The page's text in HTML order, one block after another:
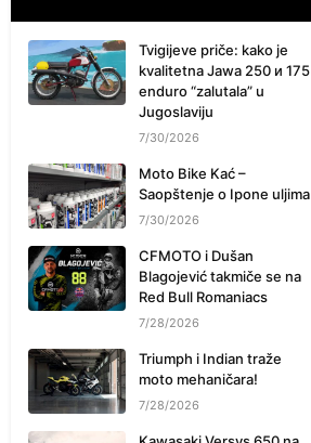
Tvigijeve priče: kako je
kvalitetna Jawa 250 и 175
enduro “zalutala” u
Jugoslaviju
7/30/2026
Moto Bike Kać –
Saopštenje o Ipone uljima
7/30/2026
CFMOTO i Dušan
Blagojević takmiče se na
Red Bull Romaniacs
7/28/2026
Triumph i Indian traže
moto mehaničara!
7/28/2026